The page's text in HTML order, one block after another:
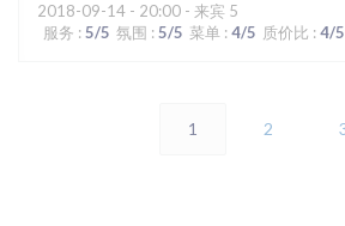
2018-09-14 - 20:00 - 来宾 5
服务 : 5/5 氛围 : 5/5 菜单 : 4/5 质价比 : 4/5
1 2